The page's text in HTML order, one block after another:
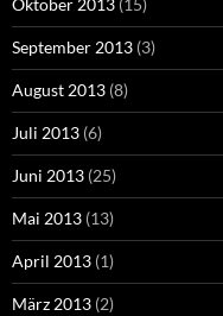
Oktober 2013 (15)
September 2013 (3)
August 2013 (8)
Juli 2013 (6)
Juni 2013 (25)
Mai 2013 (13)
April 2013 (1)
März 2013 (2)